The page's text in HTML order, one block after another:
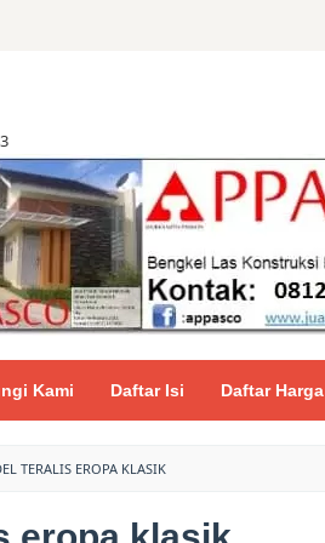
Kami Daftar Isi Daftar Harga
TERALIS EROPA KLASIK